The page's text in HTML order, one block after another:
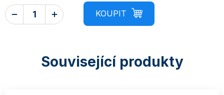
Související produkty